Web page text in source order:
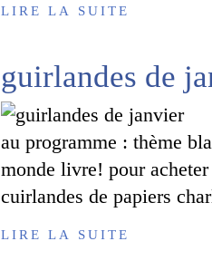
LIRE LA SUITE
guirlandes de
au programme : thème
monde livre! pour
cuirlandes de papiers
LIRE LA SUITE